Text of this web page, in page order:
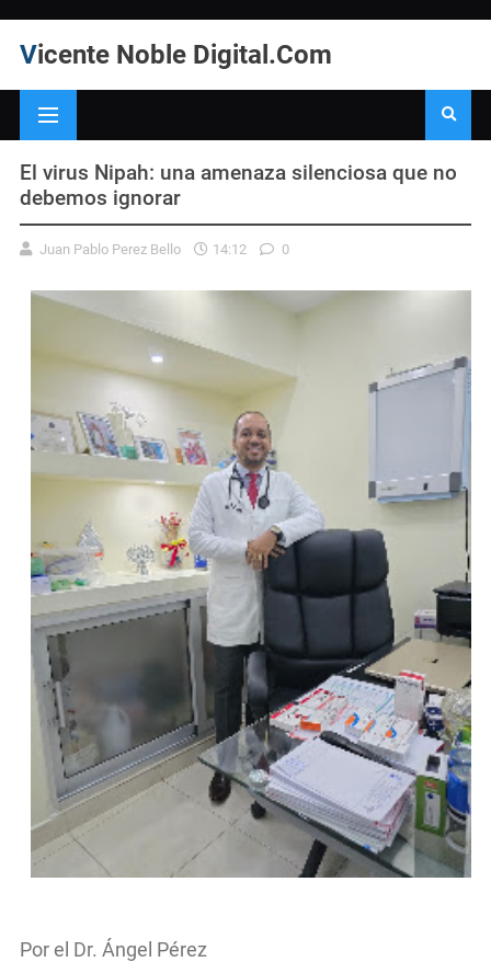
Vicente Noble Digital.Com
El virus Nipah: una amenaza silenciosa que no
debemos ignorar
Juan Pablo Perez Bello 14:12 0
Por el Dr. Ángel Pérez